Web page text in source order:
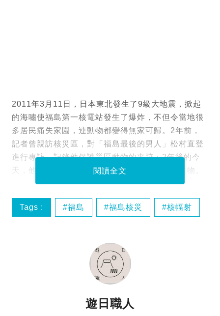
2011年3月11日，日本東北發生了9級大地震，掀起
的海嘯使福島第一核電站發生了爆炸，不但令當地很
多居民痛失家園，連動物都變得無家可歸。2年前，
記者曾親訪核災區，對「福島最後的男人」松村直登
進行專訪，記錄他保護災區動物的事跡；2年後的今
天，他仍然默默地留在當地，照顧遺留下來的動物。
閱讀全文
Tags : 福島 福島核災 核幅射
遊日職人